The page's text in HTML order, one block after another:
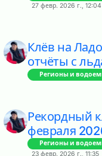
27 февр. 2026 г., 12:04
Клёв на
отчёты с
Регионы и
Рекордный
февраля
Регионы и
23 февр. 2026 г., 11:35